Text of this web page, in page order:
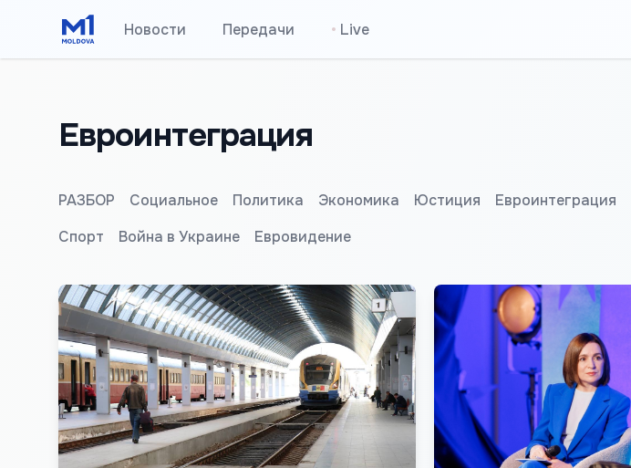
Новости Передачи • Live
Евроинтеграция
РАЗБОР Социальное Политика Экономика Юстиция Евроинтеграция
Спорт
Война в Украине Евровидение